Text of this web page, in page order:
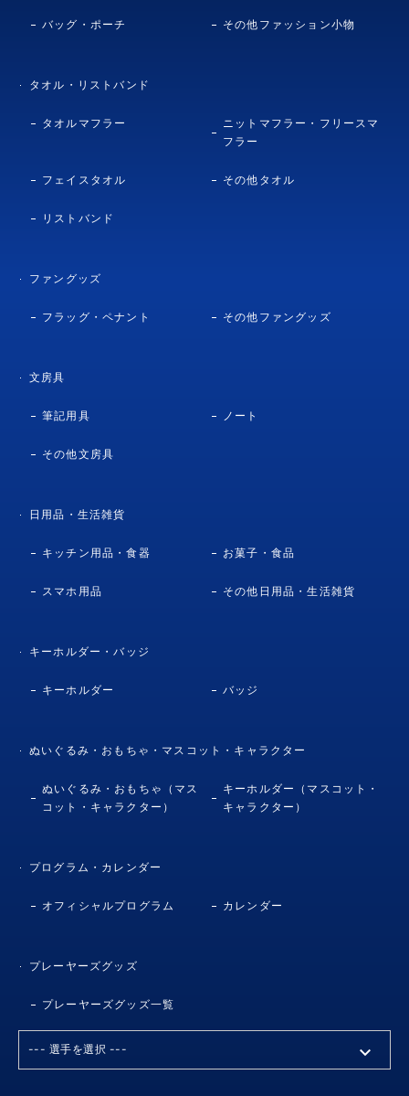
バッグ・ポーチ その他ファッション小物
タオル・リストバンド
タオルマフラー
ニットマフラー・フリースマ
フラー
フェイスタオル その他タオル
リストバンド
ファングッズ
フラッグ・ペナント その他ファングッズ
文房具
筆記用具 ノート
その他文房具
日用品・生活雑貨
キッチン用品・食器 お菓子・食品
スマホ用品 その他日用品・生活雑貨
キーホルダー・バッジ
キーホルダー バッジ
ぬいぐるみ・おもちゃ・マスコット・キャラクター
ぬいぐるみ・おもちゃ（マス
コット・キャラクター）
キーホルダー（マスコット・
キャラクター）
プログラム・カレンダー
オフィシャルプログラム カレンダー
プレーヤーズグッズ
プレーヤーズグッズ一覧